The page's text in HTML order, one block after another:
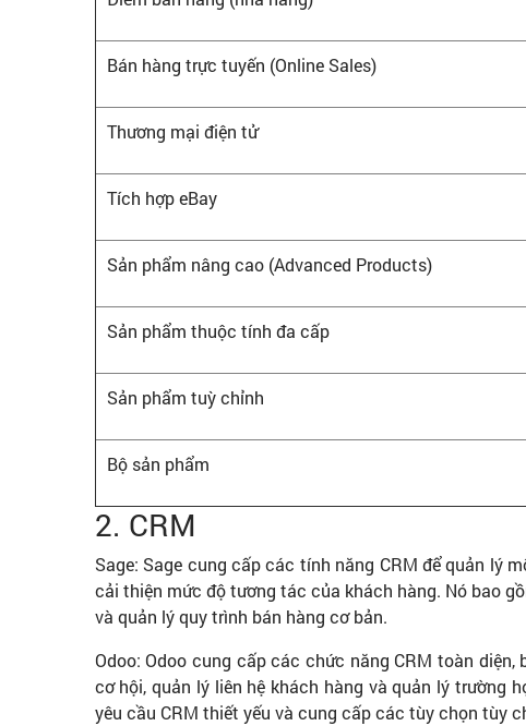
Bán hàng trực tuyến (Online Sales)
Thương mại điện tử
Tích hợp eBay
Sản phẩm nâng cao (Advanced Products)
Sản phẩm thuộc tính đa cấp
Sản phẩm tuỳ chỉnh
Bộ sản phẩm
2. CRM
Sage: Sage cung cấp các tính năng CRM để quản lý
cải thiện mức độ tương tác của khách hàng. Nó bao
và quản lý quy trình bán hàng cơ bản.
Odoo: Odoo cung cấp các chức năng CRM toàn
cơ hội, quản lý liên hệ khách hàng và quản lý trường
yêu cầu CRM thiết yếu và cung cấp các tùy chọn tùy